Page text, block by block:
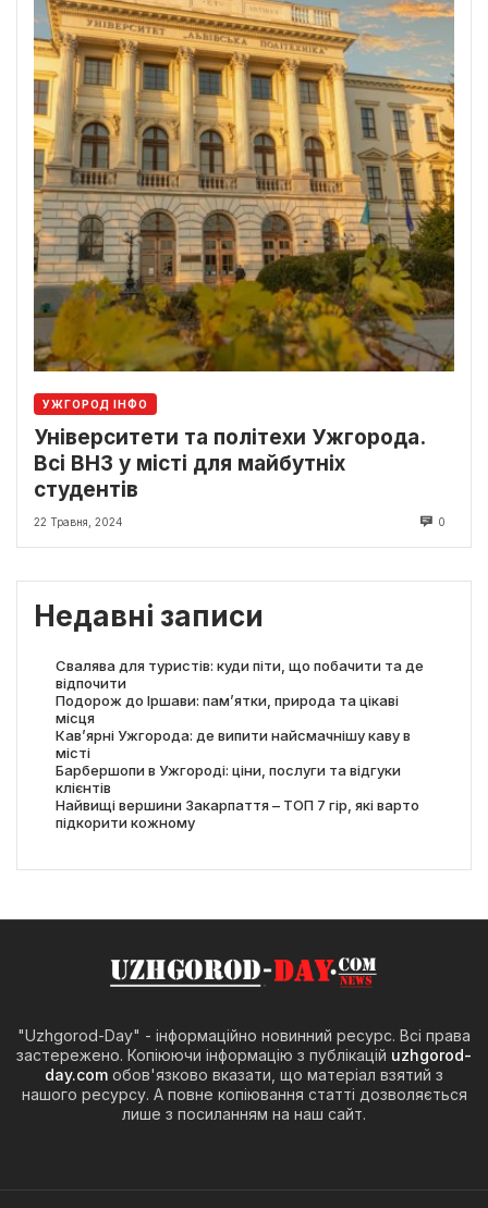
УЖГОРОД ІНФО
Університети та політехи Ужгорода.
Всі ВНЗ у місті для майбутніх
студентів
22 Травня, 2024 0
Недавні записи
Свалява для туристів: куди піти, що побачити та де
відпочити
Подорож до Іршави: пам’ятки, природа та цікаві
місця
Кав’ярні Ужгорода: де випити найсмачнішу каву в
місті
Барбершопи в Ужгороді: ціни, послуги та відгуки
клієнтів
Найвищі вершини Закарпаття – ТОП 7 гір, які варто
підкорити кожному
"Uzhgorod-Day" - інформаційно новинний ресурс. Всі права
застережено. Копіюючи інформацію з публікацій uzhgorod-
day.com обов'язково вказати, що матеріал взятий з
нашого ресурсу. А повне копіювання статті дозволяється
лише з посиланням на наш сайт.